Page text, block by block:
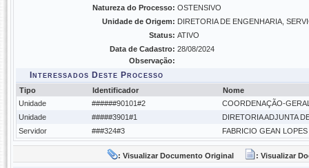
Natureza do Processo: OSTENSIVO
Unidade de Origem: DIRETORIA DE ENGENHARIA,
Status: ATIVO
Data de Cadastro: 28/08/2024
Observação:
Interessados Deste Processo
Tipo Identificador
Nome
Unidade
######90101#2
COORDENAÇÃO-
Unidade
#####3901#1
DIRETORIA ADJUNTA
Servidor
###324#3 FABRICIO GEAN
: Visualizar Documento Original : Visualizar